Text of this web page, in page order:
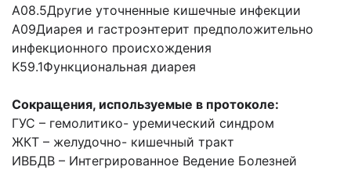
А08.5Другие уточненные кишечные инфекции
А09Диарея и гастроэнтерит предположительно
инфекционного происхождения
K59.1Функциональная диарея
Сокращения, используемые в протоколе:
ГУС – гемолитико- уремический синдром
ЖКТ – желудочно- кишечный тракт
ИВБДВ – Интегрированное Ведение Болезней